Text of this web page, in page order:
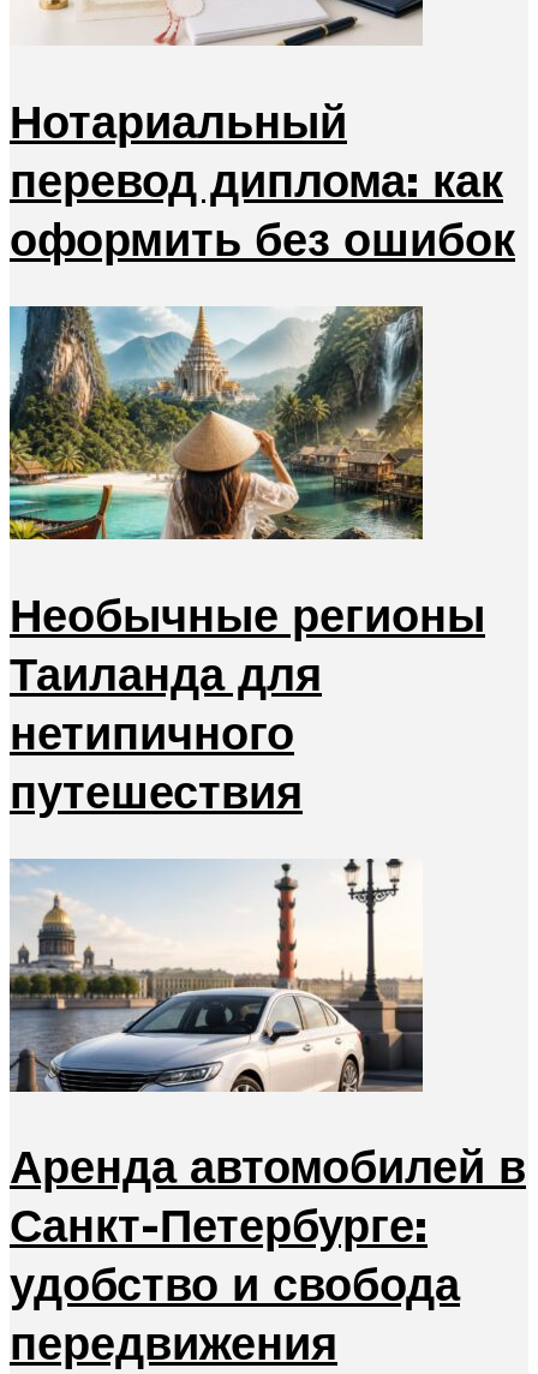
Нотариальный
перевод диплома: как
оформить без ошибок
Необычные регионы
Таиланда для
нетипичного
путешествия
Аренда автомобилей в
Санкт-Петербурге:
удобство и свобода
передвижения